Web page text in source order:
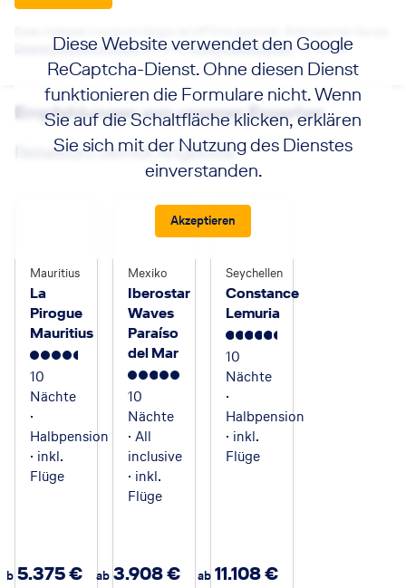
Eindrücke
sammeln.
Ich freue mich auf
Ihre Anfrage und
unterstütze Sie
individuellen
Planung Ihrer
liegen mir am
Herzen. Die
griechischen
Inseln, die
Kanaren oder die
Türkei bieten
immer wieder
besondere
Insel Mallorca
zählt zu meinen
Lieblingszielen,
da ich sie schon
mehrfach
besucht habe
und jederzeit
wieder wählen
würde.
Ich freue mich
darauf, Ihre
Reiseträume
gemeinsam mit
Ihnen
Diese Website verwendet den Google
ReCaptcha-Dienst. Ohne diesen Dienst
funktionieren die Formulare nicht. Wenn
Sie auf die Schaltfläche klicken, erklären
Sie sich mit der Nutzung des Dienstes
einverstanden.
Akzeptieren
Datenschutzbestimmungensowie dieNutzungsbedingungen von Google.
Empfehlungen von unseren Experten
Reisebüro Berndt Angebote
Mauritius
La
Pirogue
Mauritius
4.5
10
Nächte
·
Halbpension
· inkl.
Flüge
ab 5.375€
Mexiko
Iberostar
Waves
Paraíso
del Mar
5
10
Nächte
· All
inclusive
· inkl.
Flüge
ab 3.908€
Seychellen
Constance
Lemuria
5.5
10
Nächte
·
Halbpension
· inkl.
Flüge
ab 11.108€